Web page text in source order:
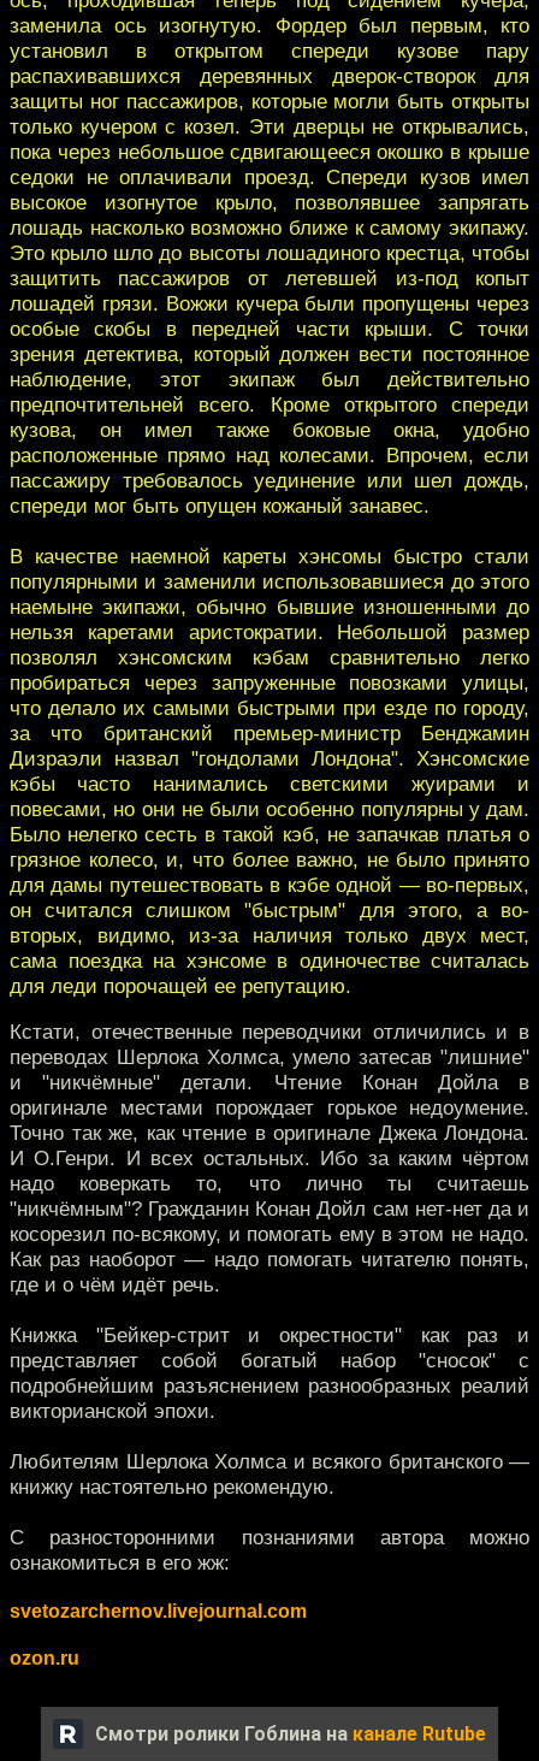
заменила ось изогнутую. Фордер был первым, кто
установил в открытом спереди кузове пару
распахивавшихся деревянных дверок-створок для
защиты ног пассажиров, которые могли быть открыты
только кучером с козел. Эти дверцы не открывались,
пока через небольшое сдвигающееся окошко в крыше
седоки не оплачивали проезд. Спереди кузов имел
высокое изогнутое крыло, позволявшее запрягать
лошадь насколько возможно ближе к самому экипажу.
Это крыло шло до высоты лошадиного крестца, чтобы
защитить пассажиров от летевшей из-под копыт
лошадей грязи. Вожжи кучера были пропущены через
особые скобы в передней части крыши. С точки
зрения детектива, который должен вести постоянное
наблюдение, этот экипаж был действительно
предпочтительней всего. Кроме открытого спереди
кузова, он имел также боковые окна, удобно
расположенные прямо над колесами. Впрочем, если
пассажиру требовалось уединение или шел дождь,
спереди мог быть опущен кожаный занавес.
В качестве наемной кареты хэнсомы быстро стали
популярными и заменили использовавшиеся до этого
наемыне экипажи, обычно бывшие изношенными до
нельзя каретами аристократии. Небольшой размер
позволял хэнсомским кэбам сравнительно легко
пробираться через запруженные повозками улицы,
что делало их самыми быстрыми при езде по городу,
за что британский премьер-министр Бенджамин
Дизраэли назвал "гондолами Лондона". Хэнсомские
кэбы часто нанимались светскими жуирами и
повесами, но они не были особенно популярны у дам.
Было нелегко сесть в такой кэб, не запачкав платья о
грязное колесо, и, что более важно, не было принято
для дамы путешествовать в кэбе одной — во-первых,
он считался слишком "быстрым" для этого, а во-
вторых, видимо, из-за наличия только двух мест,
сама поездка на хэнсоме в одиночестве считалась
для леди порочащей ее репутацию.
Кстати, отечественные переводчики отличились и в
переводах Шерлока Холмса, умело затесав "лишние"
и "никчёмные" детали. Чтение Конан Дойла в
оригинале местами порождает горькое недоумение.
Точно так же, как чтение в оригинале Джека Лондона.
И О.Генри. И всех остальных. Ибо за каким чёртом
надо коверкать то, что лично ты считаешь
"никчёмным"? Гражданин Конан Дойл сам нет-нет да и
косорезил по-всякому, и помогать ему в этом не надо.
Как раз наоборот — надо помогать читателю понять,
где и о чём идёт речь.
Книжка "Бейкер-стрит и окрестности" как раз и
представляет собой богатый набор "сносок" с
подробнейшим разъяснением разнообразных реалий
викторианской эпохи.
Любителям Шерлока Холмса и всякого британского —
книжку настоятельно рекомендую.
С разносторонними познаниями автора можно
ознакомиться в его жж:
svetozarchernov.livejournal.com
ozon.ru
Смотри ролики Гоблина на канале Rutube